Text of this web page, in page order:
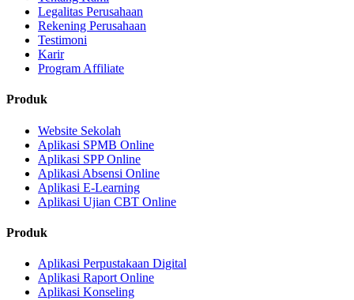
Legalitas Perusahaan
Rekening Perusahaan
Testimoni
Karir
Program Affiliate
Produk
Website Sekolah
Aplikasi SPMB Online
Aplikasi SPP Online
Aplikasi Absensi Online
Aplikasi E-Learning
Aplikasi Ujian CBT Online
Produk
Aplikasi Perpustakaan Digital
Aplikasi Raport Online
Aplikasi Konseling